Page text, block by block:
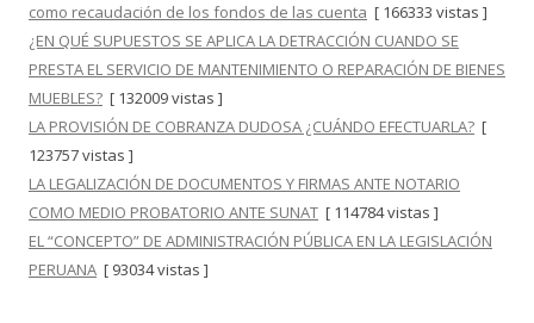
como recaudación de los fondos de las cuenta [ 166333 vistas ]
¿EN QUÉ SUPUESTOS SE APLICA LA DETRACCIÓN CUANDO SE
PRESTA EL SERVICIO DE MANTENIMIENTO O REPARACIÓN DE BIENES
MUEBLES? [ 132009 vistas ]
LA PROVISIÓN DE COBRANZA DUDOSA ¿CUÁNDO EFECTUARLA? [
123757 vistas ]
LA LEGALIZACIÓN DE DOCUMENTOS Y FIRMAS ANTE NOTARIO
COMO MEDIO PROBATORIO ANTE SUNAT [ 114784 vistas ]
EL “CONCEPTO” DE ADMINISTRACIÓN PÚBLICA EN LA LEGISLACIÓN
PERUANA [ 93034 vistas ]